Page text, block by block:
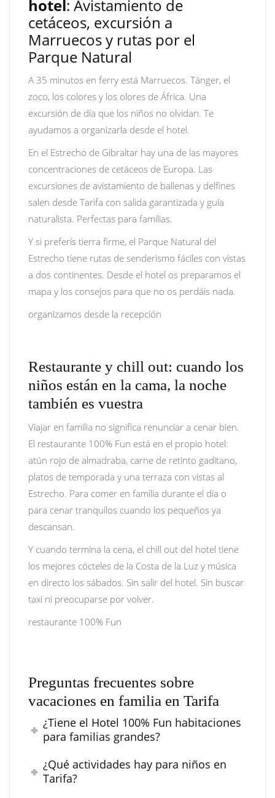
hotel : Avistamiento de
cetáceos, excursión a
Marruecos y rutas por el
Parque Natural
A 35 minutos en ferry está Marruecos. Tánger, el
zoco, los colores y los olores de África. Una
excursión de día que los niños no olvidan. Te
ayudamos a organizarla desde el hotel.
En el Estrecho de Gibraltar hay una de las mayores
concentraciones de cetáceos de Europa. Las
excursiones de avistamiento de ballenas y delfines
salen desde Tarifa con salida garantizada y guía
naturalista. Perfectas para familias.
Y si preferís tierra firme, el Parque Natural del
Estrecho tiene rutas de senderismo fáciles con vistas
a dos continentes. Desde el hotel os preparamos el
mapa y los consejos para que no os perdáis nada.
organizamos desde la recepción
Restaurante y chill out: cuando los
niños están en la cama, la noche
también es vuestra
Viajar en familia no significa renunciar a cenar bien.
El restaurante 100% Fun está en el propio hotel:
atún rojo de almadraba, carne de retinto gaditano,
platos de temporada y una terraza con vistas al
Estrecho. Para comer en familia durante el día o
para cenar tranquilos cuando los pequeños ya
descansan.
Y cuando termina la cena, el chill out del hotel tiene
los mejores cócteles de la Costa de la Luz y música
en directo los sábados. Sin salir del hotel. Sin buscar
taxi ni preocuparse por volver.
restaurante 100% Fun
Preguntas frecuentes sobre
vacaciones en familia en Tarifa
¿Tiene el Hotel 100% Fun habitaciones
para familias grandes?
¿Qué actividades hay para niños en
Tarifa?